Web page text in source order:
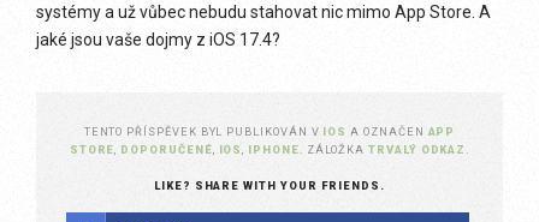
systémy a už vůbec nebudu stahovat nic mimo App Store. A
jaké jsou vaše dojmy z iOS 17.4?
TENTO PŘÍSPĚVEK BYL PUBLIKOVÁN V IOS A OZNAČEN APP
STORE
DOPORUČENÉ IOS IPHONE . ZÁLOŽKATRVALÝ ODKAZ
LIKE? SHARE WITH YOUR FRIENDS.